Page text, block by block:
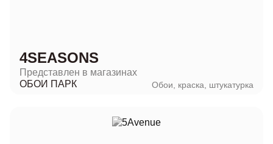
4SEASONS
Представлен в магазинах
ОБОИ ПАРК
Обои, краска, штукатурка